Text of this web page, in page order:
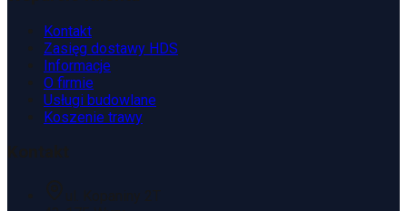
Kontakt
Zasięg dostawy HDS
Informacje
O firmie
Usługi budowlane
Koszenie trawy